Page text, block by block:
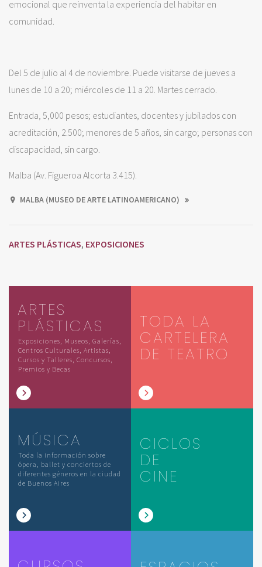
emocional que reinventa la experiencia del habitar en
comunidad.
Del 5 de julio al 4 de noviembre. Puede visitarse de jueves a
lunes de 10 a 20; miércoles de 11 a 20. Martes cerrado.
Entrada, 5,000 pesos; estudiantes, docentes y jubilados con
acreditación, 2.500; menores de 5 años, sin cargo; personas con
discapacidad, sin cargo.
Malba (Av. Figueroa Alcorta 3.415).
MALBA (MUSEO DE ARTE LATINOAMERICANO)
ARTES PLÁSTICAS, EXPOSICIONES
ARTES
PLÁSTICAS
Exposiciones, Museos, Galerías,
Centros Culturales, Artistas,
Cursos y Talleres, Concursos,
Premios y Becas
TODA LA
CARTELERA
DE TEATRO
MÚSICA
Toda la información sobre
ópera, ballet y conciertos de
diferentes géneros en la ciudad
de Buenos Aires
CICLOS
DE
CINE